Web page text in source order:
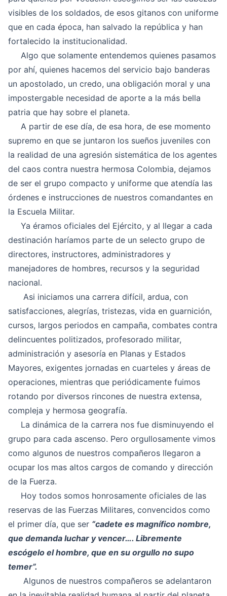
visibles de los soldados, de esos gitanos con uniforme
que en cada época, han salvado la república y han
fortalecido la institucionalidad.
Algo que solamente entendemos quienes pasamos
por ahí, quienes hacemos del servicio bajo banderas
un apostolado, un credo, una obligación moral y una
impostergable necesidad de aporte a la más bella
patria que hay sobre el planeta.
A partir de ese día, de esa hora, de ese momento
supremo en que se juntaron los sueños juveniles con
la realidad de una agresión sistemática de los agentes
del caos contra nuestra hermosa Colombia, dejamos
de ser el grupo compacto y uniforme que atendía las
órdenes e instrucciones de nuestros comandantes en
la Escuela Militar.
Ya éramos oficiales del Ejército, y al llegar a cada
destinación haríamos parte de un selecto grupo de
directores, instructores, administradores y
manejadores de hombres, recursos y la seguridad
nacional.
Asi iniciamos una carrera difícil, ardua, con
satisfacciones, alegrías, tristezas, vida en guarnición,
cursos, largos periodos en campaña, combates contra
delincuentes politizados, profesorado militar,
administración y asesoría en Planas y Estados
Mayores, exigentes jornadas en cuarteles y áreas de
operaciones, mientras que periódicamente fuimos
rotando por diversos rincones de nuestra extensa,
compleja y hermosa geografía.
La dinámica de la carrera nos fue disminuyendo el
grupo para cada ascenso. Pero orgullosamente vimos
como algunos de nuestros compañeros llegaron a
ocupar los mas altos cargos de comando y dirección
de la Fuerza.
Hoy todos somos honrosamente oficiales de las
reservas de las Fuerzas Militares, convencidos como
el primer día, que ser “cadete es magnífico nombre,
que demanda luchar y vencer…. Libremente
escógelo el hombre, que en su orgullo no supo
temer”.
Algunos de nuestros compañeros se adelantaron